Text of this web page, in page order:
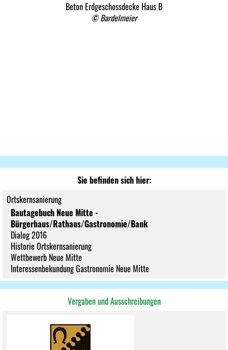
Beton Erdgeschossdecke Haus B
© Bardelmeier
Sie befinden sich hier:
Ortskernsanierung
Bautagebuch Neue Mitte -
Bürgerhaus/Rathaus/Gastronomie/Bank
Dialog 2016
Historie Ortskernsanierung
Wettbewerb Neue Mitte
Interessenbekundung Gastronomie Neue Mitte
Vergaben und Ausschreibungen